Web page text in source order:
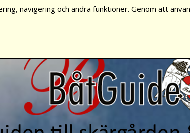
navigering och andra funktioner. Genom att